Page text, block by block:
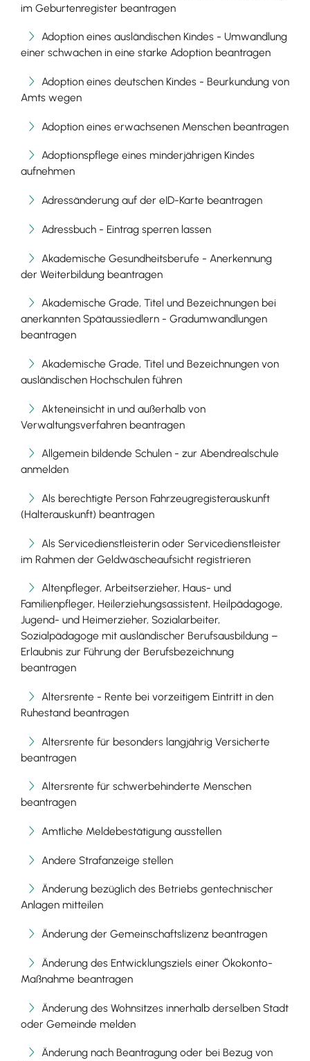
im Geburtenregister beantragen
Adoption eines ausländischen Kindes - Umwandlung
einer schwachen in eine starke Adoption beantragen
Adoption eines deutschen Kindes - Beurkundung von
Amts wegen
Adoption eines erwachsenen Menschen beantragen
Adoptionspflege eines minderjährigen Kindes
aufnehmen
Adressänderung auf der eID-Karte beantragen
Adressbuch - Eintrag sperren lassen
Akademische Gesundheitsberufe - Anerkennung
der Weiterbildung beantragen
Akademische Grade, Titel und Bezeichnungen bei
anerkannten Spätaussiedlern - Gradumwandlungen
beantragen
Akademische Grade, Titel und Bezeichnungen von
ausländischen Hochschulen führen
Akteneinsicht in und außerhalb von
Verwaltungsverfahren beantragen
Allgemein bildende Schulen - zur Abendrealschule
anmelden
Als berechtigte Person Fahrzeugregisterauskunft
(Halterauskunft) beantragen
Als Servicedienstleisterin oder Servicedienstleister
im Rahmen der Geldwäscheaufsicht registrieren
Altenpfleger, Arbeitserzieher, Haus- und
Familienpfleger, Heilerziehungsassistent, Heilpädagoge,
Jugend- und Heimerzieher, Sozialarbeiter,
Sozialpädagoge mit ausländischer Berufsausbildung –
Erlaubnis zur Führung der Berufsbezeichnung
beantragen
Altersrente - Rente bei vorzeitigem Eintritt in den
Ruhestand beantragen
Altersrente für besonders langjährig Versicherte
beantragen
Altersrente für schwerbehinderte Menschen
beantragen
Amtliche Meldebestätigung ausstellen
Andere Strafanzeige stellen
Änderung bezüglich des Betriebs gentechnischer
Anlagen mitteilen
Änderung der Gemeinschaftslizenz beantragen
Änderung des Entwicklungsziels einer Ökokonto-
Maßnahme beantragen
Änderung des Wohnsitzes innerhalb derselben Stadt
oder Gemeinde melden
Änderung nach Beantragung oder bei Bezug von